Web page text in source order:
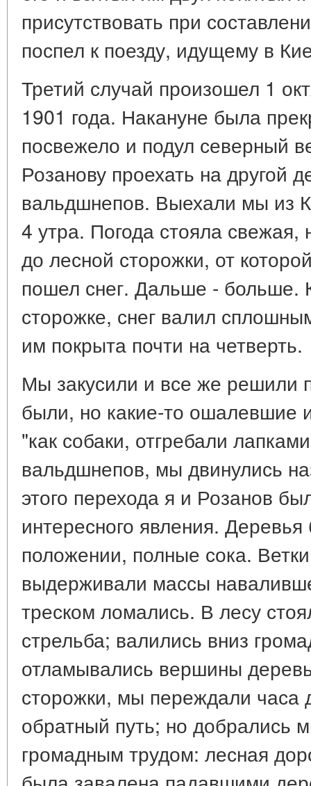
присутствовать при
поспел к поезду, идущему в
Третий случай произошел 1
1901 года. Накануне была
посвежело и подул северный
Розанову проехать на другой
вальдшнепов. Выехали мы из
4 утра. Погода стояла
до лесной сторожки, от
пошел снег. Дальше - больше.
сторожке, снег валил
им покрыта почти на четверть.
Мы закусили и все же решили
были, но какие-то ошалевшие
"как собаки, отгребали
вальдшнепов, мы двинулись
этого перехода я и Розанов
интересного явления.
положении, полные сока.
выдерживали массы
треском ломались. В лесу
стрельба; валились вниз
отламывались вершины
сторожки, мы переждали часа
обратный путь; но добрались
громадным трудом: лесная